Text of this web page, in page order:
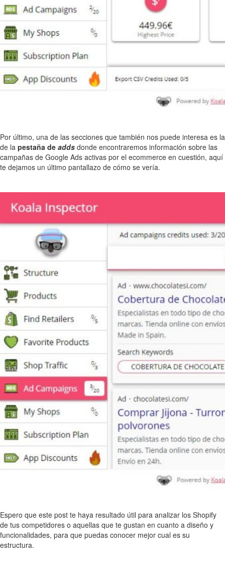
Por último, una de las secciones que también nos puede interesa es la
de la pestaña de adds donde encontraremos información sobre las
campañas de Google Ads activas por el ecommerce en cuestión, aquí
te dejamos un último pantallazo de cómo se vería.
Espero que este post te haya resultado útil para analizar los Shopify
de tus competidores o aquellas que te gustan en cuanto a diseño y
funcionalidades, para que puedas conocer mejor cual es su
estructura.